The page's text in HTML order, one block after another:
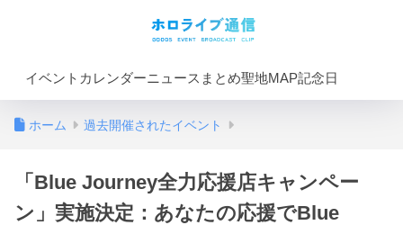
イベントカレンダーニュースまとめ聖地MAP記念日
ホーム 過去開催されたイベント
「Blue Journey全力応援店キャンペー
ン」実施決定：あなたの応援でBlue